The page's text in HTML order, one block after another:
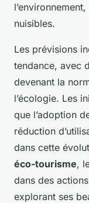
nuisibles.
Les prévisions
tendance, avec
devenant la
l’écologie. Les
que l’adoption
réduction
dans cette
éco-tourisme,
dans des
explorant ses